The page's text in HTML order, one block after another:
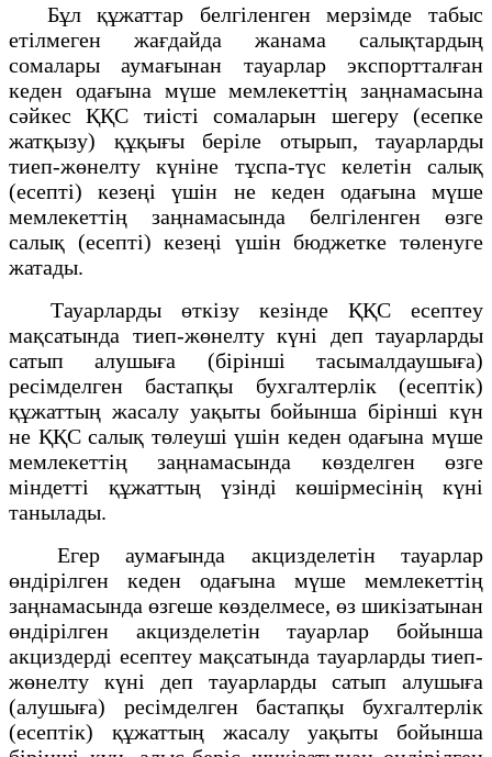
Бұл құжаттар белгіленген мерзімде табыс
етілмеген жағдайда жанама салықтардың
сомалары аумағынан тауарлар экспортталған
кеден одағына мүше мемлекеттің заңнамасына
сәйкес ҚҚС тиісті сомаларын шегеру (есепке
жатқызу) құқығы беріле отырып, тауарларды
тиеп-жөнелту күніне тұспа-түс келетін салық
(есепті) кезеңі үшін не кеден одағына мүше
мемлекеттің заңнамасында белгіленген өзге
салық (есепті) кезеңі үшін бюджетке төленуге
жатады.
Тауарларды өткізу кезінде ҚҚС есептеу
мақсатында тиеп-жөнелту күні деп тауарларды
сатып алушыға (бірінші тасымалдаушыға)
ресімделген бастапқы бухгалтерлік (есептік)
құжаттың жасалу уақыты бойынша бірінші күн
не ҚҚС салық төлеуші үшін кеден одағына мүше
мемлекеттің заңнамасында көзделген өзге
міндетті құжаттың үзінді көшірмесінің күні
танылады.
Егер аумағында акцизделетін тауарлар
өндірілген кеден одағына мүше мемлекеттің
заңнамасында өзгеше көзделмесе, өз шикізатынан
өндірілген акцизделетін тауарлар бойынша
акциздерді есептеу мақсатында тауарларды тиеп-
жөнелту күні деп тауарларды сатып алушыға
(алушыға) ресімделген бастапқы бухгалтерлік
(есептік) құжаттың жасалу уақыты бойынша